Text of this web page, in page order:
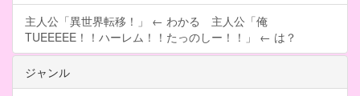
主人公「異世界転移！」 ← わかる 主人公「俺
TUEEEEE！！ハーレム！！たっのしー！！」 ← は？
ジャンル